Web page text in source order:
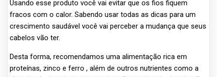
Usando esse produto você vai evitar que os fios fiquem
fracos com o calor. Sabendo usar todas as dicas para um
crescimento saudável você vai perceber a mudança que seus
cabelos vão ter.
Desta forma, recomendamos uma alimentação rica em
proteínas, zinco e ferro , além de outros nutrientes como a